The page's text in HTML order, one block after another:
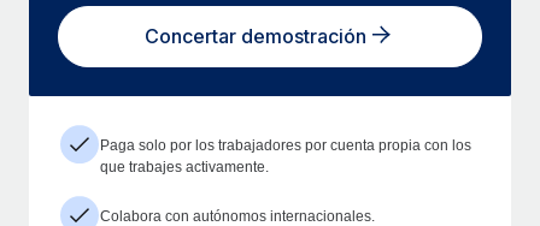
Concertar demostración
Paga solo por los trabajadores por cuenta propia con los
que trabajes activamente.
Colabora con autónomos internacionales.